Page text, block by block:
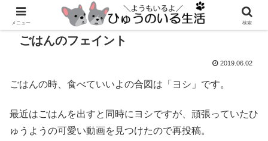
ごはんのフェイント
2019.06.02
ごはんの時、食べていいよの合図は「ヨシ」です。
最近はごはんを出すと同時にヨシですが、頑張っていたひ
ゅうようの可愛い動画を見つけたので再投稿。
メニュー 検索